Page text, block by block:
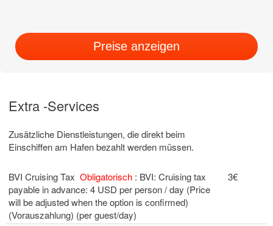
Preise anzeigen
Extra -Services
Zusätzliche Dienstleistungen, die direkt beim
Einschiffen am Hafen bezahlt werden müssen.
BVI Cruising Tax Obligatorisch : BVI: Cruising tax
payable in advance: 4 USD per person / day (Price
will be adjusted when the option is confirmed)
(Vorauszahlung) (per guest/day)
3€